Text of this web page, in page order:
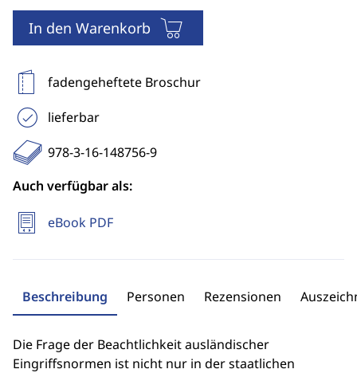
In den Warenkorb
fadengeheftete Broschur
lieferbar
978-3-16-148756-9
Auch verfügbar als:
eBook PDF
Beschreibung Personen Rezensionen
Die Frage der Beachtlichkeit ausländischer
Eingriffsnormen ist nicht nur in der staatlichen